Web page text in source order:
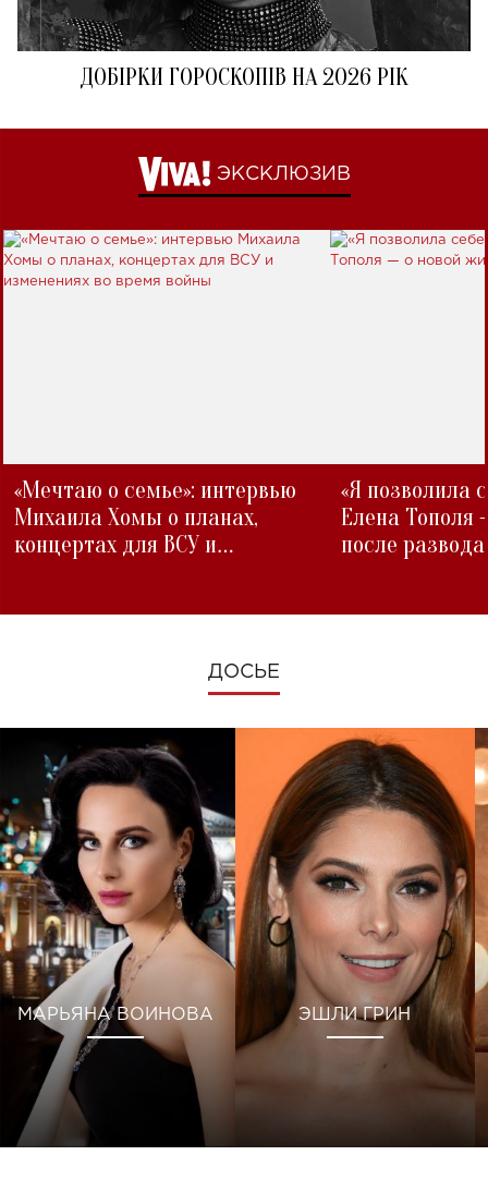
ДОБІРКИ ГОРОСКОПІВ НА 2026 РІК
ЭКСКЛЮЗИВ
«Мечтаю о семье»: интервью
Михаила Хомы о планах,
концертах для ВСУ и
«Я позволила
Елена Тополя
после развода
ДОСЬЕ
МАРЬЯНА ВОИНОВА ЭШЛИ ГРИН